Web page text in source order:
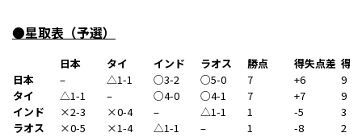
●星取表（予選）
日本 タイ インド ラオス 勝点 得失点差 得点
日本
– △1-1 ○3-2 ○5-0 7 +6
9
タイ
△1-1 – ○4-0 ○4-1 7 +7
9
インド
×2-3 ×0-4 – △1-1 1 -5
3
ラオス
×0-5 ×1-4 △1-1 – 1 -8 2